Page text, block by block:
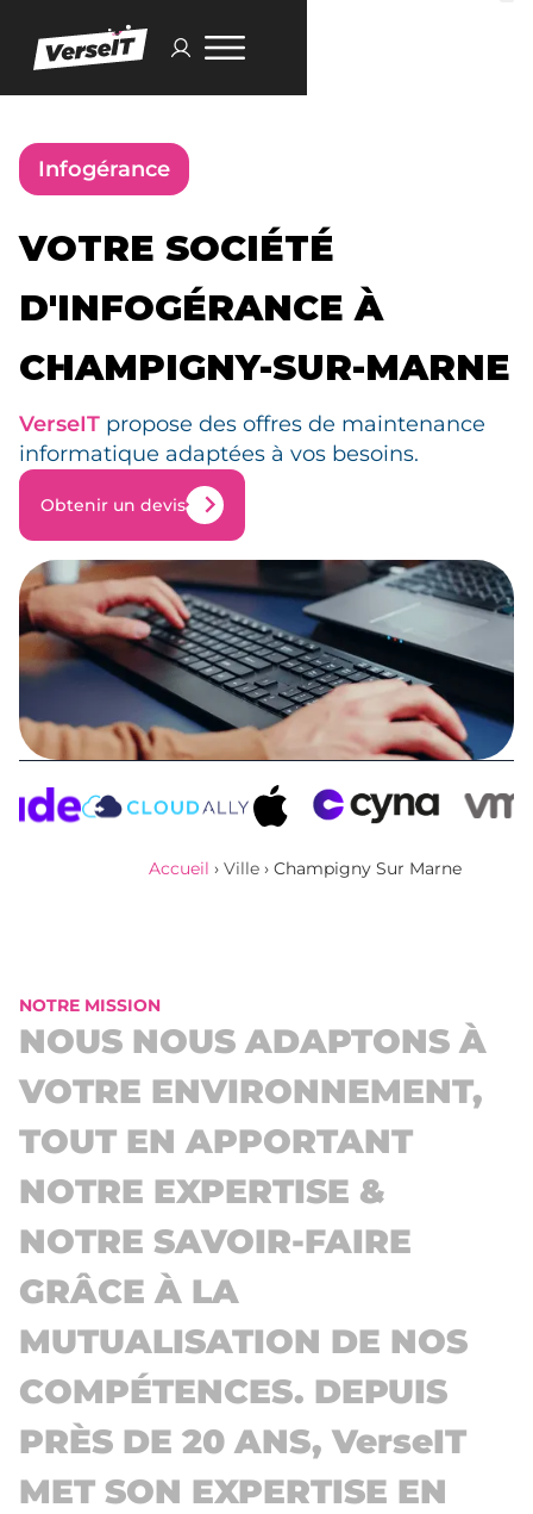
Infogérance
VOTRE SOCIÉTÉ
D'INFOGÉRANCE À
CHAMPIGNY-SUR-MARNE
VerseIT propose des offres de maintenance
informatique adaptées à vos besoins.
Obtenir un devis
Accueil › Ville › Champigny Sur Marne
NOTRE MISSION
NOUS NOUS ADAPTONS À
VOTRE ENVIRONNEMENT,
TOUT EN APPORTANT
NOTRE EXPERTISE &
NOTRE SAVOIR-FAIRE
GRÂCE À LA
MUTUALISATION DE NOS
COMPÉTENCES. DEPUIS
PRÈS DE 20 ANS, VerseIT
MET SON EXPERTISE EN